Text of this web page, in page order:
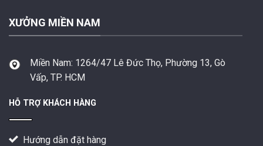
XƯỞNG MIỀN NAM
Miền Nam: 1264/47 Lê Đức Thọ, Phường 13, Gò
Vấp, TP. HCM
HỖ TRỢ KHÁCH HÀNG
Hướng dẫn đặt hàng